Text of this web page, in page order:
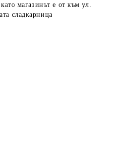
магазинът е от към ул.
сладкарница